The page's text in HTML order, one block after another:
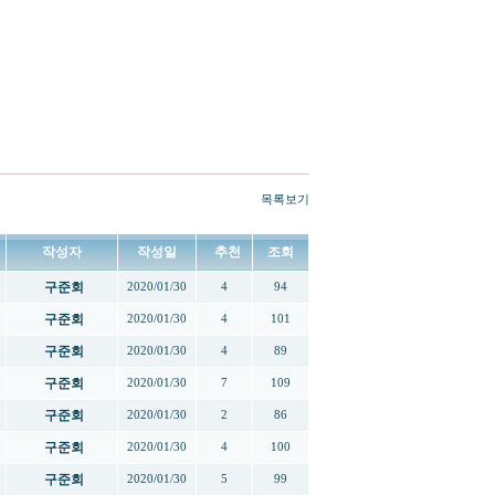
목록보기
작성자 작성일 추천 조회
구준회 2020/01/30 4 94
구준회 2020/01/30 4 101
구준회 2020/01/30 4 89
구준회 2020/01/30 7 109
구준회 2020/01/30 2 86
구준회 2020/01/30 4 100
구준회 2020/01/30 5 99